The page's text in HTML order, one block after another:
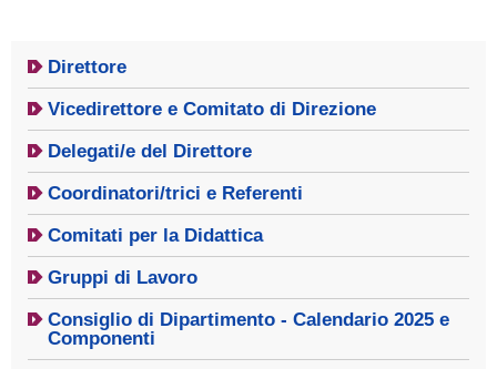
Direttore
Vicedirettore e Comitato di Direzione
Delegati/e del Direttore
Coordinatori/trici e Referenti
Comitati per la Didattica
Gruppi di Lavoro
Consiglio di Dipartimento - Calendario 2025 e
Componenti